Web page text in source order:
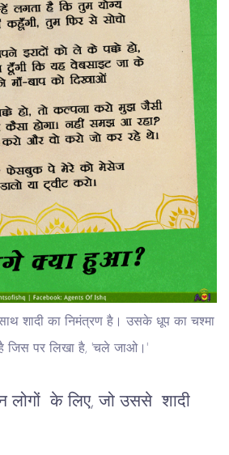
शादी का निमंत्रण है। उसके धूप का चश्मा
जिस पर लिखा है, 'चले जाओ।'
लोगों के लिए, जो उससे शादी